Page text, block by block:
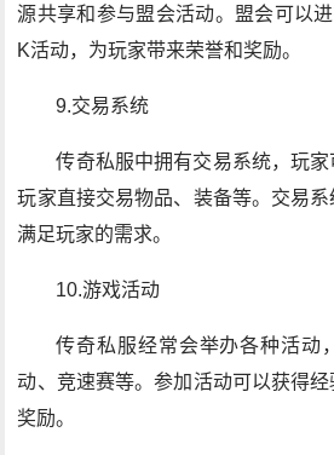
源共享和参与盟会活动。盟会可以
K活动，为玩家带来荣誉和奖励。
9.交易系统
传奇私服中拥有交易系统，玩
玩家直接交易物品、装备等。交易系
满足玩家的需求。
10.游戏活动
传奇私服经常会举办各种活动
动、竞速赛等。参加活动可以获得
奖励。